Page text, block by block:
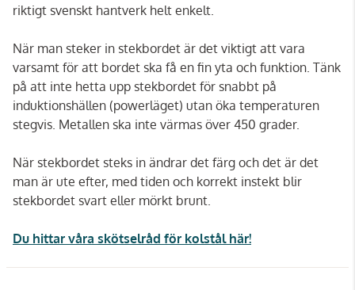
riktigt svenskt hantverk helt enkelt.
När man steker in stekbordet är det viktigt att vara
varsamt för att bordet ska få en fin yta och funktion. Tänk
på att inte hetta upp stekbordet för snabbt på
induktionshällen (powerläget) utan öka temperaturen
stegvis. Metallen ska inte värmas över 450 grader.
När stekbordet steks in ändrar det färg och det är det
man är ute efter, med tiden och korrekt instekt blir
stekbordet svart eller mörkt brunt.
Du hittar våra skötselråd för kolstål här!